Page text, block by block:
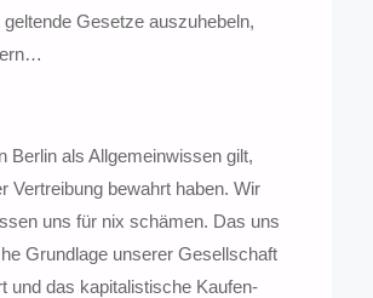
Gesetze auszuhebeln,
Berlin als Allgemeinwissen gilt,
Vertreibung bewahrt haben. Wir
uns für nix schämen. Das uns
Grundlage unserer Gesellschaft
und das kapitalistische Kaufen-